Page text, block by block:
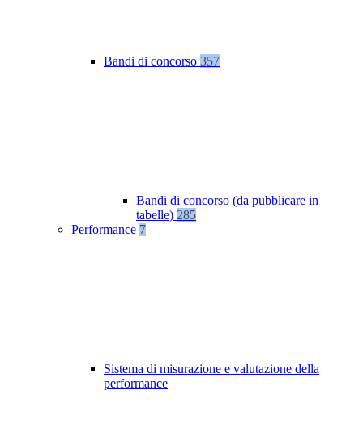
Bandi di concorso 357
Bandi di concorso (da pubblicare in
tabelle) 285
Performance 7
Sistema di misurazione e valutazione della
performance